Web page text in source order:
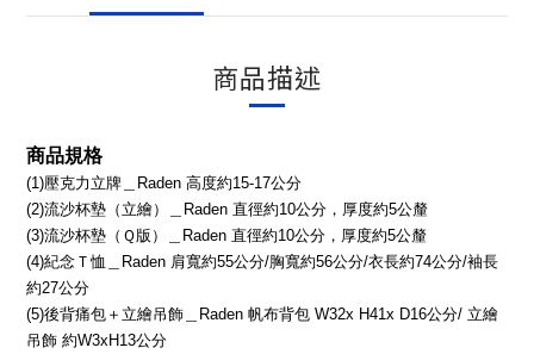
商品描述
商品規格
(1)壓克力立牌＿Raden 高度約15-17公分
(2)流沙杯墊（立繪）＿Raden 直徑約10公分，厚度約5公釐
(3)流沙杯墊（Ｑ版）＿Raden 直徑約10公分，厚度約5公釐
(4)紀念Ｔ恤＿Raden 肩寬約55公分/胸寬約56公分/衣長約74公分/袖長
約27公分
(5)後背痛包＋立繪吊飾＿Raden 帆布背包 W32x H41x D16公分/ 立繪
吊飾 約W3xH13公分